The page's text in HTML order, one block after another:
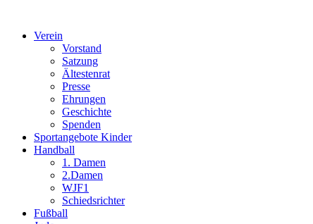
Verein
Vorstand
Satzung
Ältestenrat
Presse
Ehrungen
Geschichte
Spenden
Sportangebote Kinder
Handball
1. Damen
2.Damen
WJF1
Schiedsrichter
Fußball